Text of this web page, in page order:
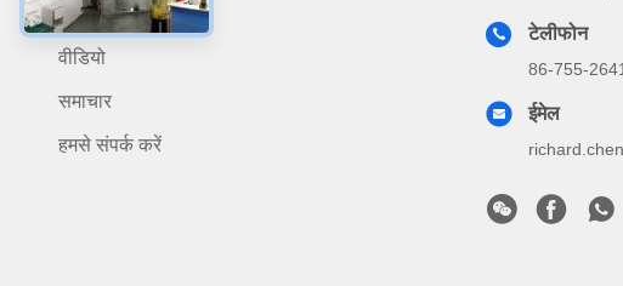
हमारे बारे में
वीडियो
समाचार
हमसे संपर्क करें
टेलीफोन
86-755-
ईमेल